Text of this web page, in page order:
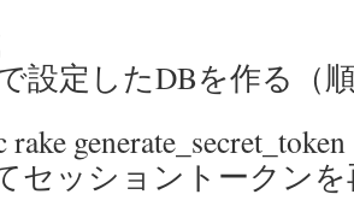
設定したDBを作る（
rake generate_secret_token
セッショントークン